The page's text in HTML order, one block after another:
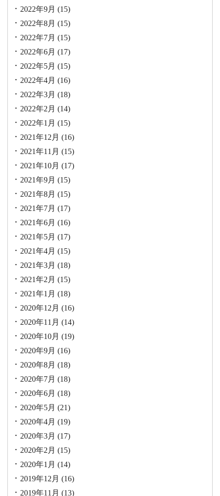
2022年9月 (15)
2022年8月 (15)
2022年7月 (15)
2022年6月 (17)
2022年5月 (15)
2022年4月 (16)
2022年3月 (18)
2022年2月 (14)
2022年1月 (15)
2021年12月 (16)
2021年11月 (15)
2021年10月 (17)
2021年9月 (15)
2021年8月 (15)
2021年7月 (17)
2021年6月 (16)
2021年5月 (17)
2021年4月 (15)
2021年3月 (18)
2021年2月 (15)
2021年1月 (18)
2020年12月 (16)
2020年11月 (14)
2020年10月 (19)
2020年9月 (16)
2020年8月 (18)
2020年7月 (18)
2020年6月 (18)
2020年5月 (21)
2020年4月 (19)
2020年3月 (17)
2020年2月 (15)
2020年1月 (14)
2019年12月 (16)
2019年11月 (13)